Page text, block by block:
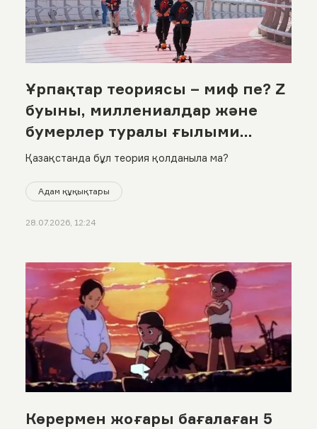
Ұрпақтар теориясы – миф пе? Z
буыны, миллениалдар және
бумерлер туралы ғылыми
шындық
Қазақстанда бұл теория қолданыла ма?
Адам құқықтары
28.07.2026, 12:24
Көрермен жоғары бағалаған 5